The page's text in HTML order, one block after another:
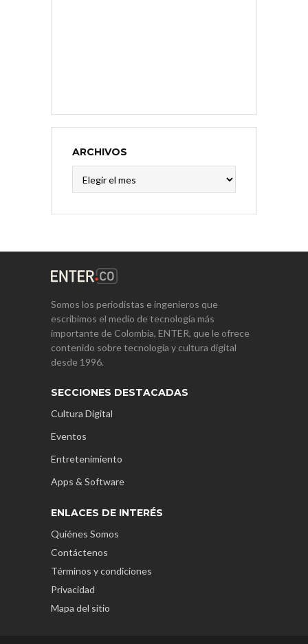
ARCHIVOS
Somos los periodistas e ingenieros que
escribimos el medio de tecnología más
importante de Colombia, ENTER, que le ofrece
contenido sobre tecnología y cultura digital
desde 1996.
SECCIONES DESTACADAS
Cultura Digital
Eventos
Entretenimiento
Apps & Software
ENLACES DE INTERÉS
Quiénes Somos
Contáctenos
Términos y condiciones
Privacidad
Mapa del sitio